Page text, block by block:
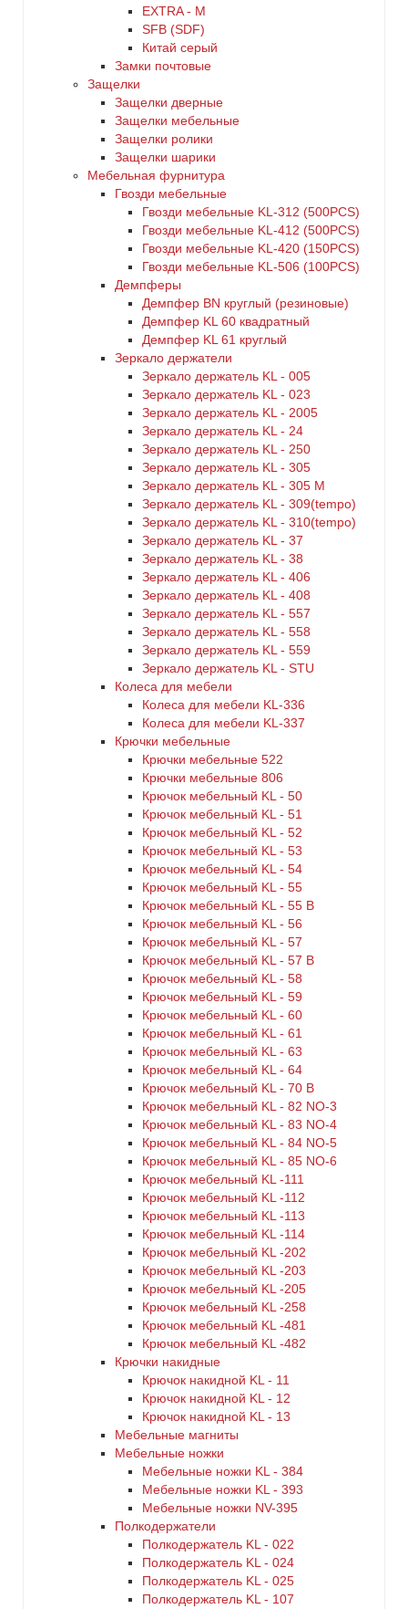
EXTRA - М
SFB (SDF)
Китай серый
Замки почтовые
Защелки
Защелки дверные
Защелки мебельные
Защелки ролики
Защелки шарики
Мебельная фурнитура
Гвозди мебельные
Гвозди мебельные KL-312 (500PCS)
Гвозди мебельные KL-412 (500PCS)
Гвозди мебельные KL-420 (150PCS)
Гвозди мебельные KL-506 (100PCS)
Демпферы
Демпфер BN круглый (резиновые)
Демпфер KL 60 квадратный
Демпфер KL 61 круглый
Зеркало держатели
Зеркало держатель KL - 005
Зеркало держатель KL - 023
Зеркало держатель KL - 2005
Зеркало держатель KL - 24
Зеркало держатель KL - 250
Зеркало держатель KL - 305
Зеркало держатель KL - 305 M
Зеркало держатель KL - 309(tempo)
Зеркало держатель KL - 310(tempo)
Зеркало держатель KL - 37
Зеркало держатель KL - 38
Зеркало держатель KL - 406
Зеркало держатель KL - 408
Зеркало держатель KL - 557
Зеркало держатель KL - 558
Зеркало держатель KL - 559
Зеркало держатель KL - STU
Колеса для мебели
Колеса для мебели KL-336
Колеса для мебели KL-337
Крючки мебельные
Крючки мебельные 522
Крючки мебельные 806
Крючок мебельный KL - 50
Крючок мебельный KL - 51
Крючок мебельный KL - 52
Крючок мебельный KL - 53
Крючок мебельный KL - 54
Крючок мебельный KL - 55
Крючок мебельный KL - 55 B
Крючок мебельный KL - 56
Крючок мебельный KL - 57
Крючок мебельный KL - 57 B
Крючок мебельный KL - 58
Крючок мебельный KL - 59
Крючок мебельный KL - 60
Крючок мебельный KL - 61
Крючок мебельный KL - 63
Крючок мебельный KL - 64
Крючок мебельный KL - 70 B
Крючок мебельный KL - 82 NO-3
Крючок мебельный KL - 83 NO-4
Крючок мебельный KL - 84 NO-5
Крючок мебельный KL - 85 NO-6
Крючок мебельный KL -111
Крючок мебельный KL -112
Крючок мебельный KL -113
Крючок мебельный KL -114
Крючок мебельный KL -202
Крючок мебельный KL -203
Крючок мебельный KL -205
Крючок мебельный KL -258
Крючок мебельный KL -481
Крючок мебельный KL -482
Крючки накидные
Крючок накидной KL - 11
Крючок накидной KL - 12
Крючок накидной KL - 13
Мебельные магниты
Мебельные ножки
Мебельные ножки KL - 384
Мебельные ножки KL - 393
Мебельные ножки NV-395
Полкодержатели
Полкодержатель KL - 022
Полкодержатель KL - 024
Полкодержатель KL - 025
Полкодержатель KL - 107